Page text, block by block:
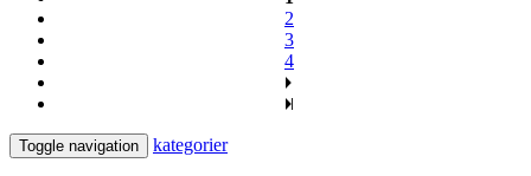
2
3
4
Toggle navigation kategorier